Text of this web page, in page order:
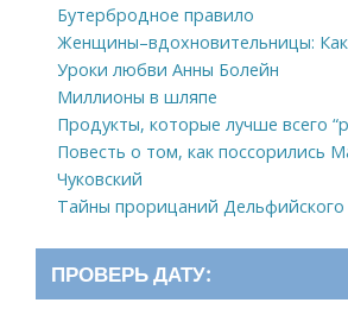
Бутербродное правило
Женщины–вдохновительницы:
Уроки любви Анны Болейн
Миллионы в шляпе
Продукты, которые лучше всего
Повесть о том, как поссорились
Чуковский
Тайны прорицаний Дельфийского
ПРОВЕРЬ ДАТУ: